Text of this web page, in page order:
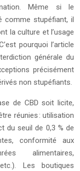
Même si le
comme stupéfiant, il
la culture et l’usage
pourquoi l’article
générale du
précisément
non stupéfiants.
de CBD soit licite,
réunies : utilisation
du seuil de 0,3 % de
conformité aux
alimentaires,
Les boutiques